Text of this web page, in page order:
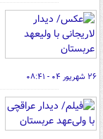
۲۶ شهریور ۰۴ - ۰۸:۴۱